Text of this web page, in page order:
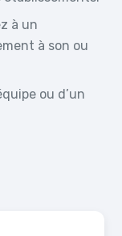
à un
à son ou
ou d’un